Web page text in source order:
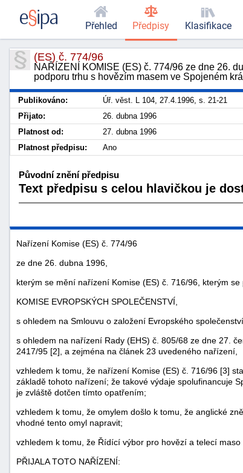
(ES) č. 774/96
NAŘÍZENÍ KOMISE (ES) č. 774/96 ze dne 26.
podporu trhu s hovězím masem ve Spojeném
Publikováno: Úř. věst. L 104, 27.4.1996, s. 21-21
Přijato:
26. dubna 1996
Platnost od:
27. dubna 1996
Platnost předpisu:
Ano
Původní znění předpisu
Text předpisu s celou hlavičkou je
Nařízení Komise (ES) č. 774/96
ze dne 26. dubna 1996,
kterým se mění nařízení Komise (ES) č. 716/96, kterým
KOMISE EVROPSKÝCH SPOLEČENSTVÍ,
s ohledem na Smlouvu o založení Evropského společenství,
s ohledem na nařízení Rady (EHS) č. 805/68 ze dne 27.
2417/95 [2], a zejména na článek 23 uvedeného nařízení,
vzhledem k tomu, že nařízení Komise (ES) č. 716/96 [3]
základě tohoto nařízení; že takové výdaje spolufinancuje
je zvláště dotčen tímto opatřením;
vzhledem k tomu, že omylem došlo k tomu, že anglické
vhodné tento omyl napravit;
vzhledem k tomu, že Řídící výbor pro hovězí a telecí
PŘIJALA TOTO NAŘÍZENÍ:
Přehled Předpisy Klasifikace